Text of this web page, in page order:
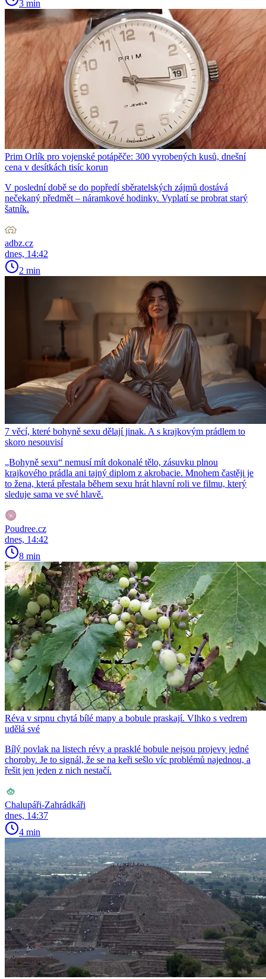
3 min
Prim Orlík pro vojenské potápěče: 300 vyrobených kusů, dnešní
cena v desítkách tisíc korun
V poslední době se do popředí sběratelských zájmů dostává
nečekaný předmět – náramkové hodinky. Vyplatí se probrat starý
šatník.
adbz.cz
dnes, 14:42
2 min
7 věcí, které bohyně sexu dělají jinak. A s krajkovým prádlem to
skoro nesouvisí
„Bohyně sexu“ nemusí mít dokonalé tělo, zásuvku plnou
krajkového prádla ani tajný diplom z akrobacie. Mnohem častěji je
to žena, která přestala během sexu hrát hlavní roli ve filmu, který
sleduje sama ve své hlavě.
Poudree.cz
dnes, 14:42
8 min
Réva v srpnu chytá bílé mapy a bobule praskají. Vlhko s vedrem
udělá své
Bílý povlak na listech révy a prasklé bobule nejsou projevy jedné
choroby. Je to signál, že se na keři sešlo víc problémů najednou, a
řešit jen jeden z nich nestačí.
Chalupáři-Zahrádkáři
dnes, 14:37
4 min